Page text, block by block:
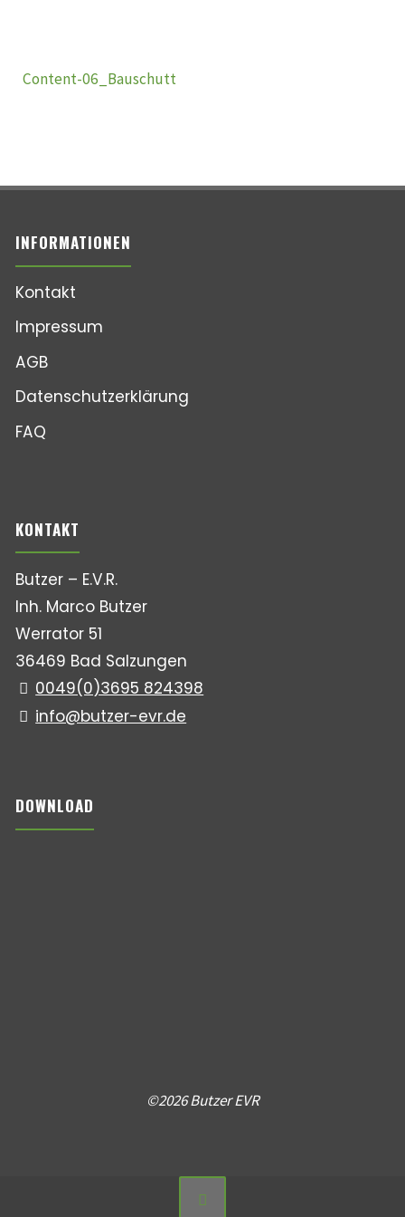
Content-06_Bauschutt
INFORMATIONEN
Kontakt
Impressum
AGB
Datenschutzerklärung
FAQ
KONTAKT
Butzer – E.V.R.
Inh. Marco Butzer
Werrator 51
36469 Bad Salzungen
0049(0)3695 824398
info@butzer-evr.de
DOWNLOAD
©2026 Butzer EVR